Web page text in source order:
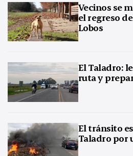
Vecinos se
el regreso
Lobos
El Taladro:
ruta y
El tránsito
Taladro por